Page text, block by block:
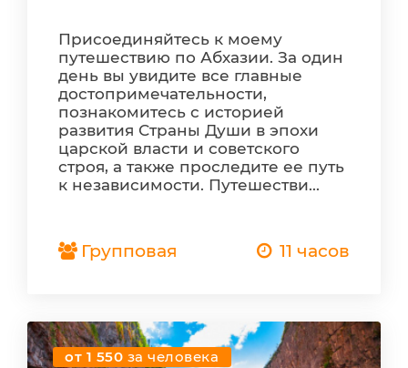
Присоединяйтесь к моему
путешествию по Абхазии. За один
день вы увидите все главные
достопримечательности,
познакомитесь с историей
развития Страны Души в эпохи
царской власти и советского
строя, а также проследите ее путь
к независимости. Путешестви...
Групповая 11 часов
от 1 550 за человека